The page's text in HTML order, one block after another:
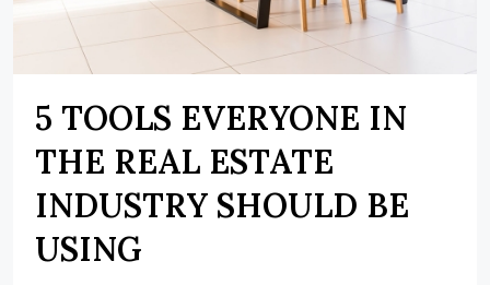
5 TOOLS EVERYONE IN
THE REAL ESTATE
INDUSTRY SHOULD BE
USING